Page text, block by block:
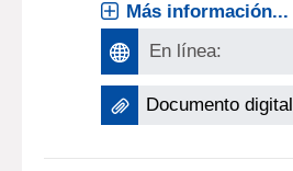
Más información...
En línea:
Documento digital